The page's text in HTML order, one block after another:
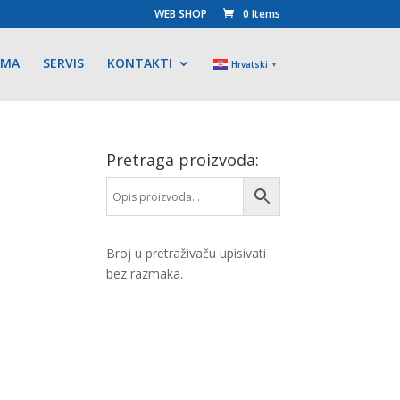
WEB SHOP 0 Items
SERVIS KONTAKTI Hrvatski ▼
Pretraga proizvoda:
Broj u pretraživaču upisivati
bez razmaka.